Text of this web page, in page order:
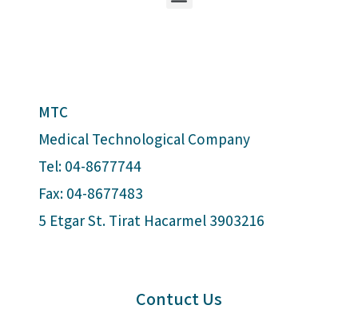
MTC
Medical Technological Company
Tel: 04-8677744
Fax: 04-8677483
5 Etgar St. Tirat Hacarmel 3903216
Contuct Us